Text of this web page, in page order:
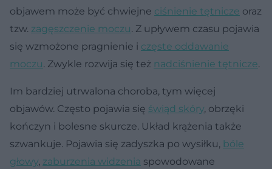
objawem może być chwiejne ciśnienie tętnicze oraz
tzw. zagęszczenie moczu. Z upływem czasu pojawia
się wzmożone pragnienie i częste oddawanie
moczu. Zwykle rozwija się też nadciśnienie tętnicze.
Im bardziej utrwalona choroba, tym więcej
objawów. Często pojawia się świąd skóry, obrzęki
kończyn i bolesne skurcze. Układ krążenia także
szwankuje. Pojawia się zadyszka po wysiłku, bóle
głowy, zaburzenia widzenia spowodowane